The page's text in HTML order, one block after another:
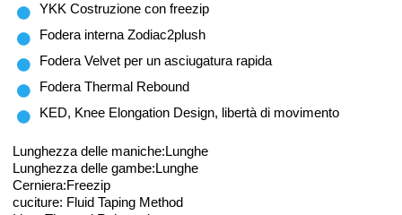
YKK Costruzione con freezip
Fodera interna Zodiac2plush
Fodera Velvet per un asciugatura rapida
Fodera Thermal Rebound
KED, Knee Elongation Design, libertà di movimento
Lunghezza delle maniche:Lunghe
Lunghezza delle gambe:Lunghe
Cerniera:Freezip
cuciture: Fluid Taping Method